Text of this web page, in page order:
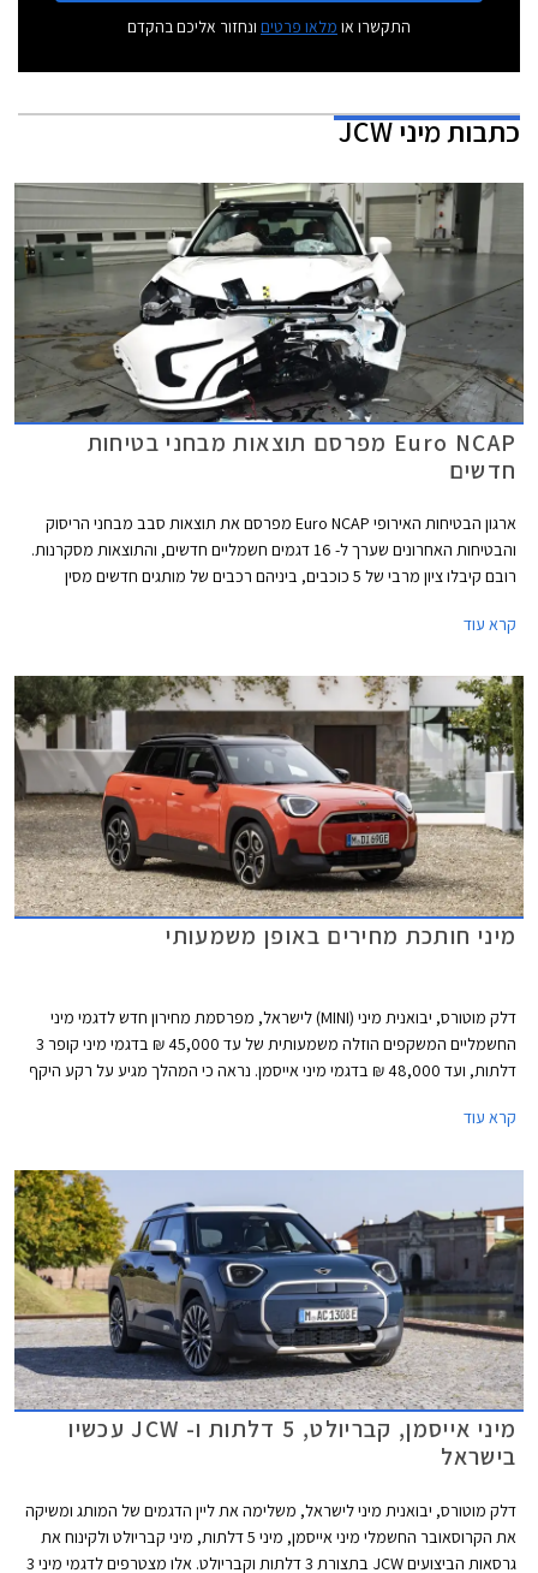
התקשרו או מלאו פרטים ונחזור אליכם בהקדם
כתבותמיני JCW
Euro NCAP מפרסם תוצאות מבחני בטיחות
חדשים
ארגון הבטיחות האירופי Euro NCAP מפרסם את תוצאות סבב מבחני הריסוק
והבטיחות האחרונים שערך ל- 16 דגמים חשמליים חדשים, והתוצאות מסקרנות.
רובם קיבלו ציון מרבי של 5 כוכבים, ביניהם רכבים של מותגים חדשים מסין
ציונים של 4 כוכבים וחלקם כמעט איבדו את הכוכב החמישי.
קרא עוד
מיני חותכת מחירים באופן משמעותי
דלק מוטורס, יבואנית מיני (MINI) לישראל, מפרסמת מחירון חדש לדגמי מיני
החשמליים המשקפים הוזלה משמעותית של עד 45,000 ₪ בדגמי מיני קופר 3
דלתות, ועד 48,000 ₪ בדגמי מיני אייסמן. נראה כי המהלך מגיע על רקע היקף
יותר.
קרא עוד
מיני אייסמן, קבריולט, 5 דלתות ו- JCW עכשיו
בישראל
דלק מוטורס, יבואנית מיני לישראל, משלימה את ליין הדגמים של המותג ומשיקה
את הקרוסאובר החשמלי מיני אייסמן, מיני 5 דלתות, מיני קבריולט ולקינוח את
גרסאות הביצועים JCW בתצורת 3 דלתות וקבריולט. אלו מצטרפים לדגמי מיני 3